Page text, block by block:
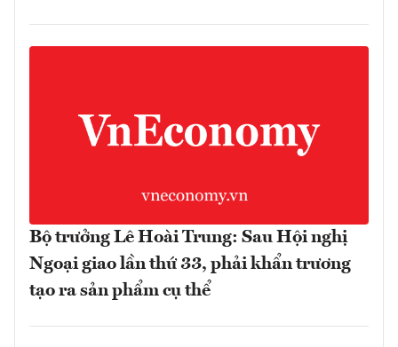
Bộ trưởng Lê Hoài Trung: Sau Hội nghị
Ngoại giao lần thứ 33, phải khẩn trương
tạo ra sản phẩm cụ thể